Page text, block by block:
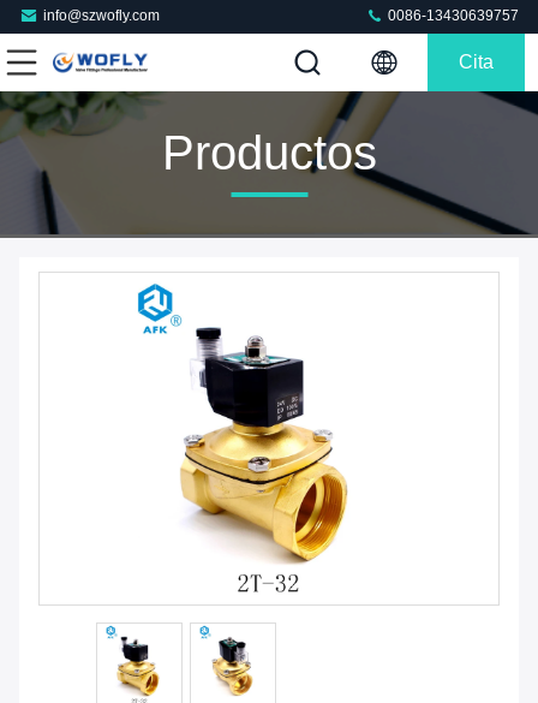
info@szwofly.com 0086-13430639757
Cita
Productos